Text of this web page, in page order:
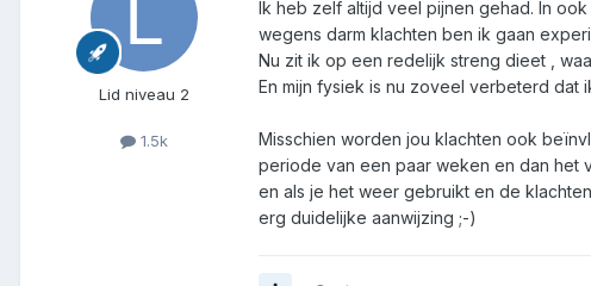
Lid niveau 2
1.5k
Ik heb zelf altijd veel pijnen gehad. In
wegens darm klachten ben ik gaan
Nu zit ik op een redelijk streng dieet ,
En mijn fysiek is nu zoveel verbeterd dat
Misschien worden jou klachten ook
periode van een paar weken en dan het
en als je het weer gebruikt en de
erg duidelijke aanwijzing ;-)